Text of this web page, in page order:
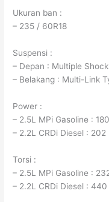
Ukuran ban :
– 235 / 60R18
Suspensi :
– Depan : Multiple
– Belakang : Multi-Link
Power :
– 2.5L MPi Gasoline :
– 2.2L CRDi Diesel :
Torsi :
– 2.5L MPi Gasoline :
– 2.2L CRDi Diesel : 440